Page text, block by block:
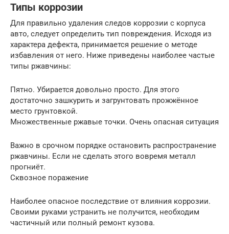
Типы коррозии
Для правильно удаления следов коррозии с корпуса
авто, следует определить тип повреждения. Исходя из
характера дефекта, принимается решение о методе
избавления от него. Ниже приведены наиболее частые
типы ржавчины:
Пятно. Убирается довольно просто. Для этого
достаточно зашкурить и загрунтовать прожжённое
место грунтовкой.
Множественные ржавые точки. Очень опасная ситуация
Важно в срочном порядке остановить распространение
ржавчины. Если не сделать этого вовремя металл
прогниёт.
Сквозное поражение
Наиболее опасное последствие от влияния коррозии.
Своими руками устранить не получится, необходим
частичный или полный ремонт кузова.